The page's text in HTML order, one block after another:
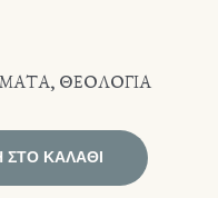
, ΘΕΟΛΟΓΙΑ
ΚΑΛΆΘΙ